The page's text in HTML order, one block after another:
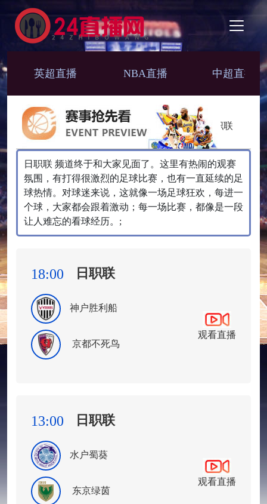
英超直播 NBA直播 中超直播
日职联
日职联 频道终于和大家见面了。这里有热闹的观赛
氛围，有打得很激烈的足球比赛，也有一直延续的足
球热情。对球迷来说，这就像一场足球狂欢，每进一
个球，大家都会跟着激动；每一场比赛，都像是一段
让人难忘的看球经历。;
18:00 日职联
神户胜利船
京都不死鸟
观看直播
13:00 日职联
水户蜀葵
东京绿茵
观看直播